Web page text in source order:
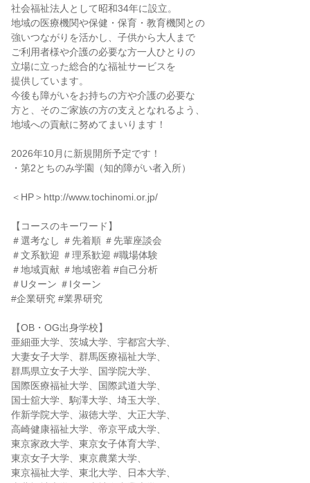
社会福祉法人として昭和34年に設立。
地域の医療機関や保健・保育・教育機関との
強いつながりを活かし、子供から大人まで
ご利用者様や介護の必要な方一人ひとりの
立場に立った総合的な福祉サービスを
提供しています。
今後も障がいをお持ちの方や介護の必要な
方と、そのご家族の方の支えとなれるよう、
地域への貢献に努めてまいります！
2026年10月に新規開所予定です！
・第2とちのみ学園（知的障がい者入所）
＜HP＞http://www.tochinomi.or.jp/
【コースのキーワード】
＃選考なし ＃先着順 ＃先輩座談会
＃文系歓迎 ＃理系歓迎 #職場体験
＃地域貢献 ＃地域密着 #自己分析
＃Uターン ＃Iターン
#企業研究 #業界研究
【OB・OG出身学校】
亜細亜大学、茨城大学、宇都宮大学、
大妻女子大学、群馬医療福祉大学、
群馬県立女子大学、国学院大学、
国際医療福祉大学、国際武道大学、
国士舘大学、駒澤大学、埼玉大学、
作新学院大学、淑徳大学、大正大学、
高崎健康福祉大学、帝京平成大学、
東京家政大学、東京女子体育大学、
東京女子大学、東京農業大学、
東京福祉大学、東北大学、日本大学、